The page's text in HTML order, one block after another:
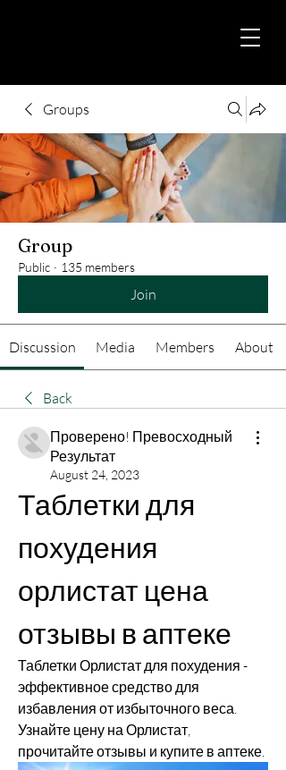
Groups
Group
Public · 135 members
Join
Discussion Media Members About
Back
Проверено! Превосходный
Результат
August 24, 2023
Таблетки для
похудения
орлистат цена
отзывы в аптеке
Таблетки Орлистат для похудения -
эффективное средство для
избавления от избыточного веса.
Узнайте цену на Орлистат,
прочитайте отзывы и купите в аптеке.